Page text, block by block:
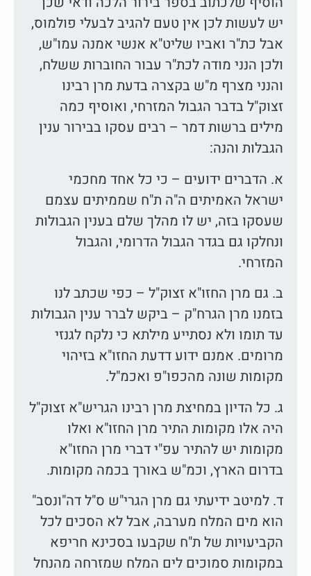
יש לעשות לכן אין טעם להגיב לבעלי פולמוס,
אבל כת"ר ואביו שליט"א אנשי אמנה עמו"ש,
ולכן הנני מודה לכת"ר עבור החוברות ששלח,
והנני מצרף מ"ש בקצרה בדעת מרן רבינו
זצוק"ל בדבר הגבול המזרחי, ואוסיף כמה
מילים ברשות דמר – רבים עסקו בבירור ענין
הגבלות והנה:
א. הדברים ידועים – כי כל אחד מחכמי
ישראל האמיתים ה"ה ת"ח שממיתים עצמם
שעסקו בזה, יש לו מהלך שלם בענין הגבולות
ונחלקו גם בגדר הגבול הדרומי, והגבול
המזרחי.
ב. גם מרן החזו"א זצוק"ל – כפי שכתב לנו
בזמנו מרן הגרח"ק – ביקש לברר ענין הגבולות
עד תומו ולא נסתייע מילתא כי נלקח לגנזי
מרומים. אמנם ידוע דדעת החזו"א בזיהוי
מקומות שונה מהכפו"פ ואכמ"ל.
ג. כל הדיון במחיצת מרן רבינו הגריש"א זצוק"ל
היה אלו מקומות התיר מרן החזו"א ואלו
מקומות יש להתיר עפ"י דברי מרן החזו"א
בדרום הארץ, וכמ"ש באורך בכמה מקומות.
ד. למיטב ידיעתי גם מרן הגרי"ש ס"ל דה"ונסב"
הוא מים המלח מערבה, אבל לא הסכים לכל
הקביעויות של ת"ח שקבעו בסכינא חריפא
במקומות סמוכים לים המלח שמזרחה מהנחל